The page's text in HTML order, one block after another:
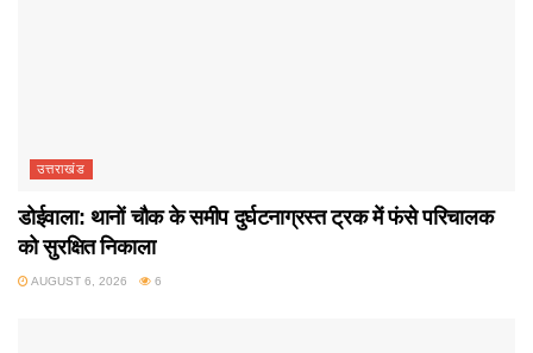
उत्तराखंड
डोईवाला: थानों चौक के समीप दुर्घटनाग्रस्त ट्रक में फंसे परिचालक
को सुरक्षित निकाला
AUGUST 6, 2026 6